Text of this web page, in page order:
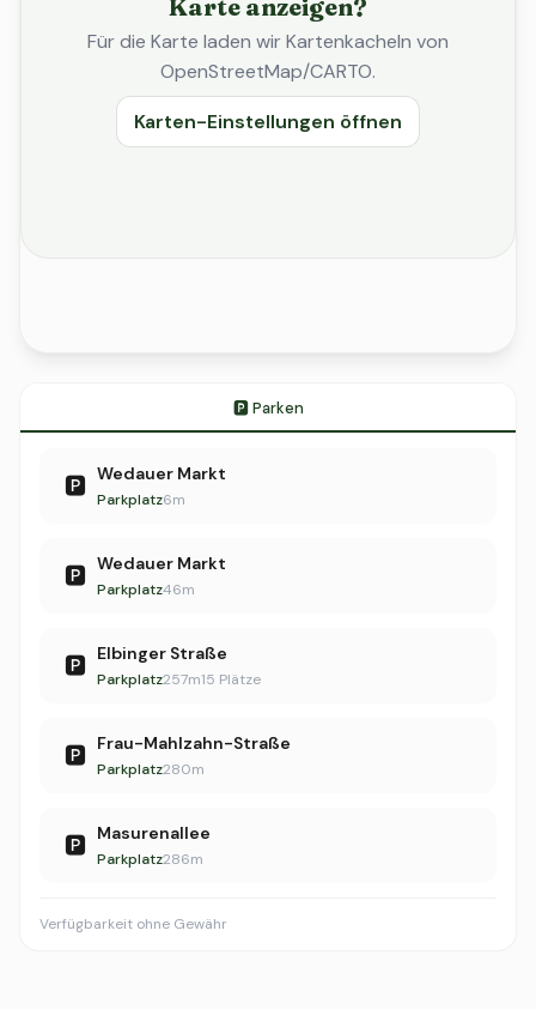
Karte anzeigen?
Für die Karte laden wir Kartenkacheln von
OpenStreetMap/CARTO.
Karten-Einstellungen öffnen
🅿️ Parken
🅿️ Wedauer Markt
Parkplatz6m
🅿️ Wedauer Markt
Parkplatz46m
🅿️ Elbinger Straße
Parkplatz257m15 Plätze
🅿️ Frau-Mahlzahn-Straße
Parkplatz280m
🅿️ Masurenallee
Parkplatz286m
Verfügbarkeit ohne Gewähr